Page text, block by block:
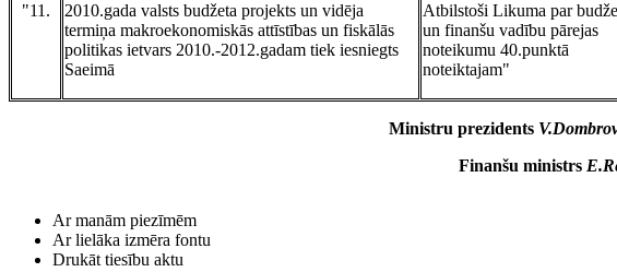
"11.
2010.gada valsts budžeta projekts un vidēja
termiņa makroekonomiskās attīstības un fiskālās
politikas ietvars 2010.-2012.gadam tiek iesniegts
Saeimā
Atbilstoši Likuma par
un finanšu vadību pārejas
noteikumu 40.punktā
noteiktajam"
Ministru prezidents
Finanšu ministrs
Ar manām piezīmēm
Ar lielāka izmēra fontu
Drukāt tiesību aktu